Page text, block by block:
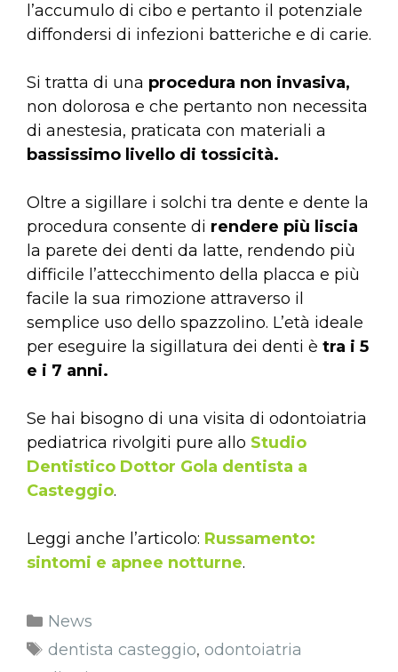
l’accumulo di cibo e pertanto il potenziale
diffondersi di infezioni batteriche e di carie.
Si tratta di una procedura non invasiva,
non dolorosa e che pertanto non necessita
di anestesia, praticata con materiali a
bassissimo livello di tossicità.
Oltre a sigillare i solchi tra dente e dente la
procedura consente di rendere più liscia
la parete dei denti da latte, rendendo più
difficile l’attecchimento della placca e più
facile la sua rimozione attraverso il
semplice uso dello spazzolino. L’età ideale
per eseguire la sigillatura dei denti è tra i 5
e i 7 anni.
Se hai bisogno di una visita di odontoiatria
pediatrica rivolgiti pure allo Studio
Dentistico Dottor Gola dentista a
Casteggio.
Leggi anche l’articolo: Russamento:
sintomi e apnee notturne.
News
dentista casteggio, odontoiatria